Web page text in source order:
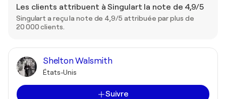
Les clients attribuent à Singulart la note de 4,9/5
Singulart a reçu la note de 4,9/5 attribuée par plus de
20 000 clients.
Shelton Walsmith
États-Unis
Suivre